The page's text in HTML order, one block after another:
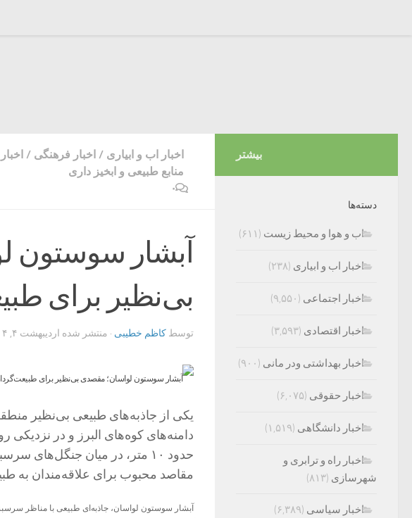
اخبار اب و ابیاری / اخبار فرهنگی /
منابع طبیعی و ابخیز داری
۰
آبشار سوستون
بی‌نظیر برای
توسط کاظم خطیبی · منتشر شده اردیبهشت ۴, ۱۴۰۴
یکی از جاذبه‌های طبیعی بی‌نظیر
دامنه‌های کوه‌های البرز و در نزدیکی
حدود ۱۰ متر، در میان
مقاصد محبوب برای علاقه‌مندان به
آبشار سوستون لواسان، جاذبه‌ای طبیعی با مناظر
بیشتر
دسته‌ها
اب و هوا و محیط زیست (۶۱۱)
اخبار اب و ابیاری (۲۳۸)
اخبار اجتماعی (۹,۵۵۰)
اخبار اقتصادی (۳,۵۹۳)
اخبار بهداشتی ودر مانی (۹۰۰)
اخبار حقوقی (۶,۰۷۵)
اخبار دانشگاهی (۱,۵۱۹)
اخبار راه و ترابری و
شهرسازی (۸۱۳)
اخبار سیاسی (۶,۳۸۹)